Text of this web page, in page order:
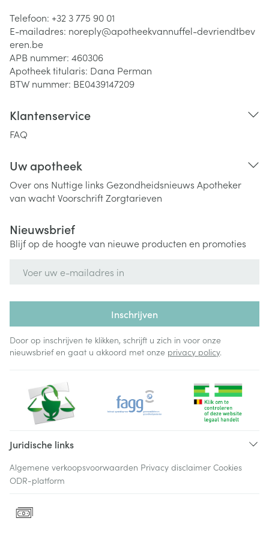
Telefoon: +32 3 775 90 01
E-mailadres: noreply@apotheekvannuffel-devriendtbev
eren.be
APB nummer: 460306
Apotheek titularis: Dana Perman
BTW nummer: BE0439147209
Klantenservice
FAQ
Uw apotheek
Over ons Nuttige links Gezondheidsnieuws Apotheker
van wachtVoorschriftZorgtarieven
Nieuwsbrief
Blijf op de hoogte van nieuwe producten en promoties
Inschrijven
Door op inschrijven te klikken, schrijft u zich in voor onze
nieuwsbrief en gaat u akkoord met onze privacy policy.
Juridische links
Algemene verkoopsvoorwaarden Privacy disclaimer Cookies
ODR-platform